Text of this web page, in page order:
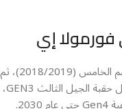
إي
شاركت نيسان لأول مرة في البطولة في الموسم الخامس (2018/2019)، ثم
عززت التزامها طويل الأمد بالسلسلة، بما يشمل حقبة الجيل الثالث GEN3،